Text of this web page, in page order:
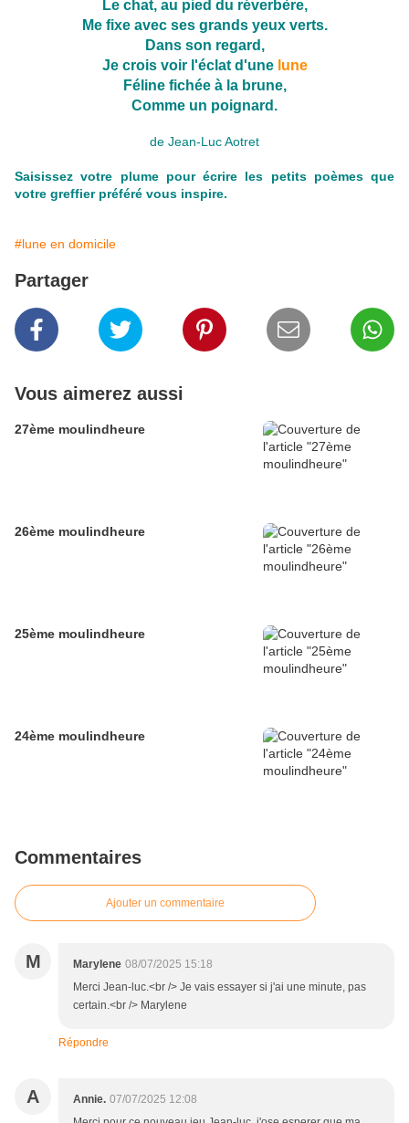
Le chat, au pied du réverbère,
Me fixe avec ses grands yeux verts.
Dans son regard,
Je crois voir l'éclat d'une lune
Féline fichée à la brune,
Comme un poignard.
de Jean-Luc Aotret
Saisissez votre plume pour écrire les petits poèmes que
votre greffier préféré vous inspire.
#lune en domicile
Partager
Vous aimerez aussi
27ème moulindheure
26ème moulindheure
25ème moulindheure
24ème moulindheure
Commentaires
Ajouter un commentaire
M Marylene 08/07/2025 15:18
Merci Jean-luc.<br /> Je vais essayer si j'ai une minute, pas
certain.<br /> Marylene
Répondre
A Annie. 07/07/2025 12:08